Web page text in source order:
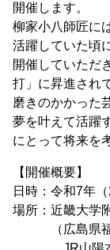
開催します。
柳家小八師匠に
活躍していた頃
開催していただ
打」に昇進され
磨きのかかった
夢を叶えて活躍
にとって将来を
【開催概要】
日時：令和7年
場所：近畿大学
（広島県福